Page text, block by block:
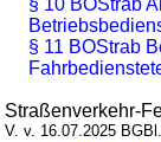
§ 11 BOStrab
Straßenverkehr-
V. v. 16.07.2025